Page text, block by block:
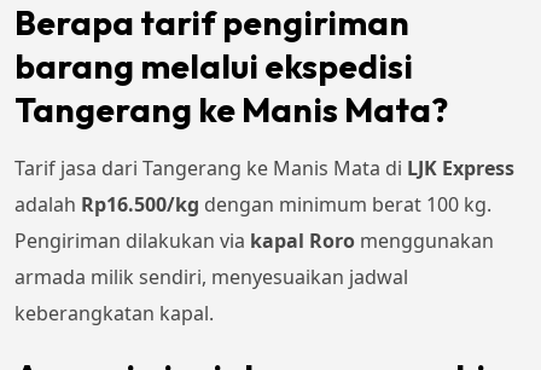
Berapa tarif pengiriman
barang melalui ekspedisi
Tangerang ke Manis Mata?
Tarif jasa dari Tangerang ke Manis Mata di LJK Express
adalah Rp16.500/kg dengan minimum berat 100 kg.
Pengiriman dilakukan via kapal Roro menggunakan
armada milik sendiri, menyesuaikan jadwal
keberangkatan kapal.